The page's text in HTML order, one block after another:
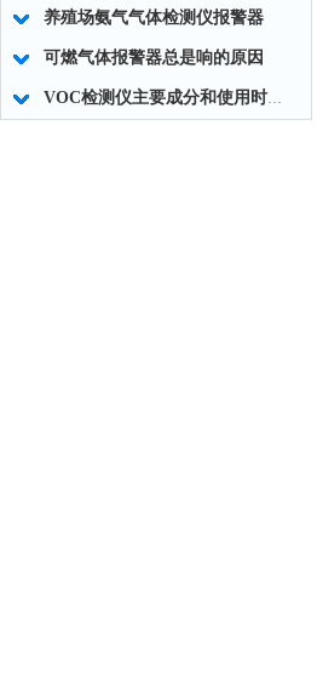
养殖场氨气气体检测仪报警器
可燃气体报警器总是响的原因
VOC检测仪主要成分和使用时应注意事项